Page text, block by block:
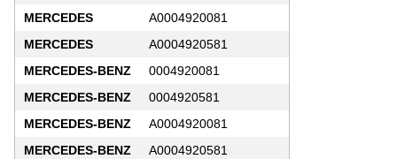
MERCEDES
A0004920081
MERCEDES
A0004920581
MERCEDES-BENZ
0004920081
MERCEDES-BENZ
0004920581
MERCEDES-BENZ
A0004920081
MERCEDES-BENZ
A0004920581